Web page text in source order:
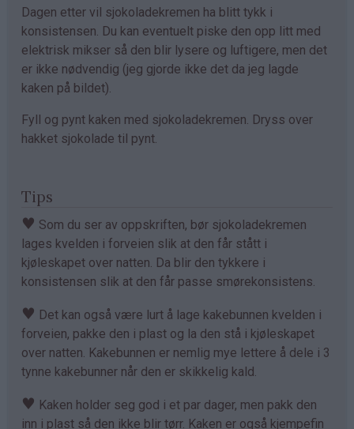
Dagen etter vil sjokoladekremen ha blitt tykk i
konsistensen. Du kan eventuelt piske den opp litt med
elektrisk mikser så den blir lysere og luftigere, men det
er ikke nødvendig (jeg gjorde ikke det da jeg lagde
kaken på bildet).
Fyll og pynt kaken med sjokoladekremen. Dryss over
hakket sjokolade til pynt.
Tips
♥ Som du ser av oppskriften, bør sjokoladekremen
lages kvelden i forveien slik at den får stått i
kjøleskapet over natten. Da blir den tykkere i
konsistensen slik at den får passe smørekonsistens.
♥ Det kan også være lurt å lage kakebunnen kvelden i
forveien, pakke den i plast og la den stå i kjøleskapet
over natten. Kakebunnen er nemlig mye lettere å dele i 3
tynne kakebunner når den er skikkelig kald.
♥ Kaken holder seg god i et par dager, men pakk den
inn i plast så den ikke blir tørr. Kaken er også kjempefin